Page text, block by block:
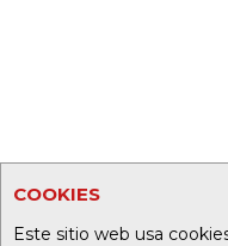
COOKIES
Este sitio web usa